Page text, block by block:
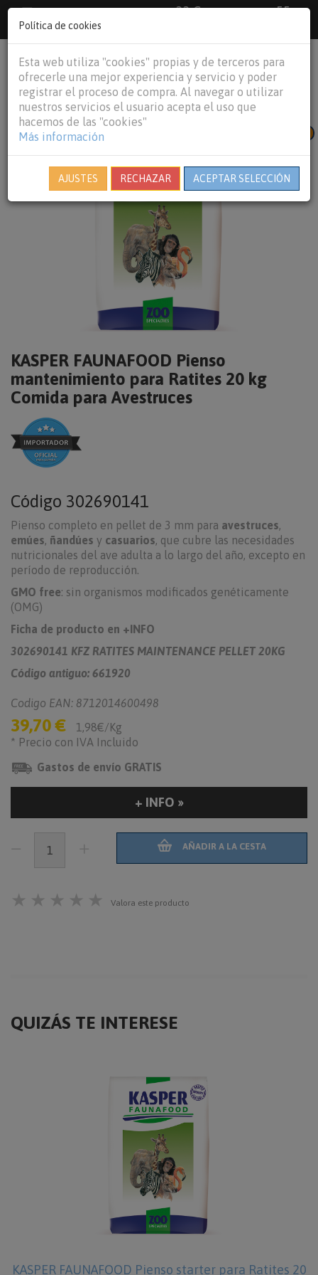
33 €
55
€Baleares y
person shopping_cart
KASPER FAUNAFOOD Pienso
mantenimiento para Ratites 20 kg
Comida para Avestruces
Código 302690141
Pienso completo en pellet de 3 mm para avestruces,
emúes, ñandúes y casuarios, que cubre las necesidades
nutricionales del ave adulta a lo largo del año, excepto en
período de reproducción.
GMO free: sin organismos modificados genéticamente
(OMG)
Ficha de producto en +INFO
302690141 KFZ RATITES MAINTENANCE PELLET 20KG
Código antiguo: 661920
Codigo EAN: 8712014600498
39,70 €
1,98€/Kg
* Precio con IVA Incluido
Gastos de envío GRATIS
+ INFO »
AÑADIR A LA CESTA
★ ★ ★ ★ ★ Valora este producto
QUIZÁS TE INTERESE
KASPER FAUNAFOOD Pienso starter para Ratites 20
Política de cookies
Esta web utiliza "cookies" propias y de terceros para
ofrecerle una mejor experiencia y servicio y poder
registrar el proceso de compra. Al navegar o utilizar
nuestros servicios el usuario acepta el uso que
hacemos de las "cookies"
Más información
AJUSTES RECHAZAR ACEPTAR SELECCIÓN